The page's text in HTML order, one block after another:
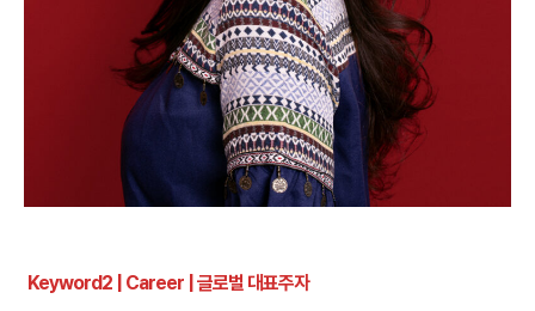
Keyword2 | Career | 글로벌 대표주자